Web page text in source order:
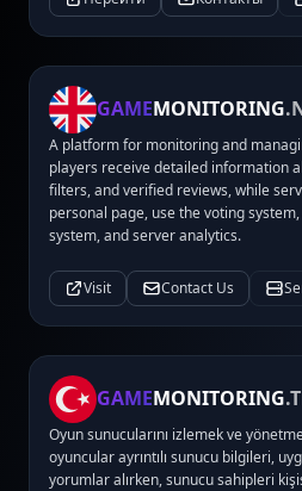
GAMEMONITORING
A platform for monitoring and
players receive detailed information
filters, and verified reviews, while
personal page, use the voting
system, and server analytics.
Visit Contact Us
GAMEMONITORING
Oyun sunucularını izlemek ve
oyuncular ayrıntılı sunucu bilgileri,
yorumlar alırken, sunucu sahipleri